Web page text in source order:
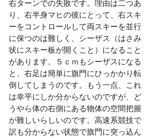
右ターンでの失敗です。理由は二つあ
り、右半身マヒの彼にとって、右スキ
ーをコントロールして両スキーを並行
に保つのは難しく、シーザス（はさみ
状にスキー板が開くこと）になること
があります。５ｃｍもシーザスになる
と、右足は簡単に旗門にひっかかり転
倒してしまうのです。もう一点、これ
は幸平にしか分からないのですが、ど
うやら体の右側にある物体の空間把握
が難しいらしいのです。高速系競技で
訳も分からない状態で旗門に突っ込ん